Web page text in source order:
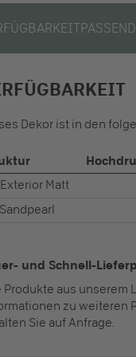
Dekor ist in den
Exterior Matt
Sandpearl
und Schnell-
Produkte aus unserem
zu weiteren
Sie auf Anfrage.